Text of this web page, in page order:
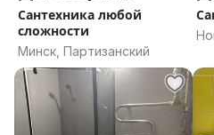
Сантехника любой
сложности
Минск, Партизанский